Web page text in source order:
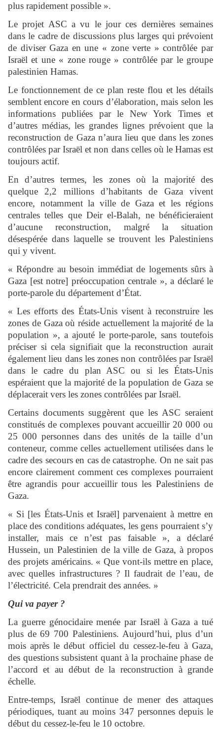
plus rapidement possible ».
Le projet ASC a vu le jour ces dernières semaines
dans le cadre de discussions plus larges qui prévoient
de diviser Gaza en une « zone verte » contrôlée par
Israël et une « zone rouge » contrôlée par le groupe
palestinien Hamas.
Le fonctionnement de ce plan reste flou et les détails
semblent encore en cours d’élaboration, mais selon les
informations publiées par le New York Times et
d’autres médias, les grandes lignes prévoient que la
reconstruction de Gaza n’aura lieu que dans les zones
contrôlées par Israël et non dans celles où le Hamas est
toujours actif.
En d’autres termes, les zones où la majorité des
quelque 2,2 millions d’habitants de Gaza vivent
encore, notamment la ville de Gaza et les régions
centrales telles que Deir el-Balah, ne bénéficieraient
d’aucune reconstruction, malgré la situation
désespérée dans laquelle se trouvent les Palestiniens
qui y vivent.
« Répondre au besoin immédiat de logements sûrs à
Gaza [est notre] préoccupation centrale », a déclaré le
porte-parole du département d’État.
« Les efforts des États-Unis visent à reconstruire les
zones de Gaza où réside actuellement la majorité de la
population », a ajouté le porte-parole, sans toutefois
préciser si cela signifiait que la reconstruction aurait
également lieu dans les zones non contrôlées par Israël
dans le cadre du plan ASC ou si les États-Unis
espéraient que la majorité de la population de Gaza se
déplacerait vers les zones contrôlées par Israël.
Certains documents suggèrent que les ASC seraient
constitués de complexes pouvant accueillir 20 000 ou
25 000 personnes dans des unités de la taille d’un
conteneur, comme celles actuellement utilisées dans le
cadre des secours en cas de catastrophe. On ne sait pas
encore clairement comment ces complexes pourraient
être agrandis pour accueillir tous les Palestiniens de
Gaza.
« Si [les États-Unis et Israël] parvenaient à mettre en
place des conditions adéquates, les gens pourraient s’y
installer, mais ce n’est pas faisable », a déclaré
Hussein, un Palestinien de la ville de Gaza, à propos
des projets américains. « Que vont-ils mettre en place,
avec quelles infrastructures ? Il faudrait de l’eau, de
l’électricité. Cela prendrait des années. »
Qui va payer ?
La guerre génocidaire menée par Israël à Gaza a tué
plus de 69 700 Palestiniens. Aujourd’hui, plus d’un
mois après le début officiel du cessez-le-feu à Gaza,
des questions subsistent quant à la prochaine phase de
l’accord et au début de la reconstruction à grande
échelle.
Entre-temps, Israël continue de mener des attaques
périodiques, tuant au moins 347 personnes depuis le
début du cessez-le-feu le 10 octobre.